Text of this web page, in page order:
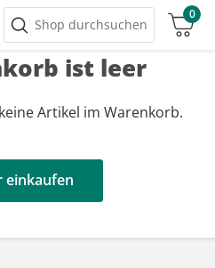
Shop durchsuchen
0
ist leer
Artikel im Warenkorb.
einkaufen